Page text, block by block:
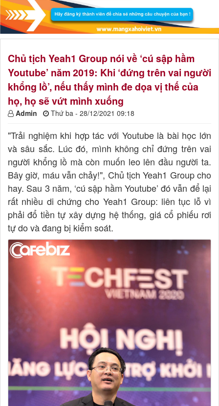
Chủ tịch Yeah1 Group nói về ‘cú sập hầm
Youtube’ năm 2019: Khi ‘đứng trên vai người
khổng lồ’, nếu thấy mình đe dọa vị thế của
họ, họ sẽ vứt mình xuống
Admin Thứ ba - 28/12/2021 09:18
"Trải nghiệm khi hợp tác với Youtube là bài học lớn
và sâu sắc. Lúc đó, mình không chỉ đứng trên vai
người khổng lồ mà còn muốn leo lên đầu người ta.
Bây giờ, máu vẫn chảy!", Chủ tịch Yeah1 Group cho
hay. Sau 3 năm, ‘cú sập hầm Youtube’ đó vẫn để lại
rất nhiều di chứng cho Yeah1 Group: liên tục lỗ vì
phải đổ tiền tự xây dựng hệ thống, giá cổ phiếu rơi
tự do và đang bị kiểm soát.